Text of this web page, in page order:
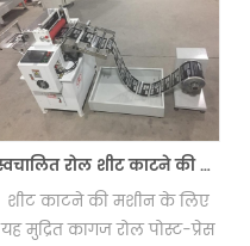
स्वचालित रोल शीट काटने की मशीन
शीट काटने की मशीन के लिए
यह मुद्रित कागज रोल पोस्ट-प्रेस